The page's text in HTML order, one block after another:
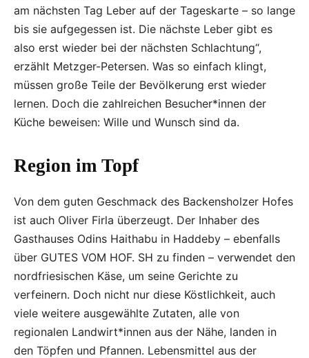
am nächsten Tag Leber auf der Tageskarte – so lange
bis sie aufgegessen ist. Die nächste Leber gibt es
also erst wieder bei der nächsten Schlachtung“,
erzählt Metzger-Petersen. Was so einfach klingt,
müssen große Teile der Bevölkerung erst wieder
lernen. Doch die zahlreichen Besucher*innen der
Küche beweisen: Wille und Wunsch sind da.
Region im Topf
Von dem guten Geschmack des Backensholzer Hofes
ist auch Oliver Firla überzeugt. Der Inhaber des
Gasthauses Odins Haithabu in Haddeby – ebenfalls
über GUTES VOM HOF. SH zu finden – verwendet den
nordfriesischen Käse, um seine Gerichte zu
verfeinern. Doch nicht nur diese Köstlichkeit, auch
viele weitere ausgewählte Zutaten, alle von
regionalen Landwirt*innen aus der Nähe, landen in
den Töpfen und Pfannen. Lebensmittel aus der